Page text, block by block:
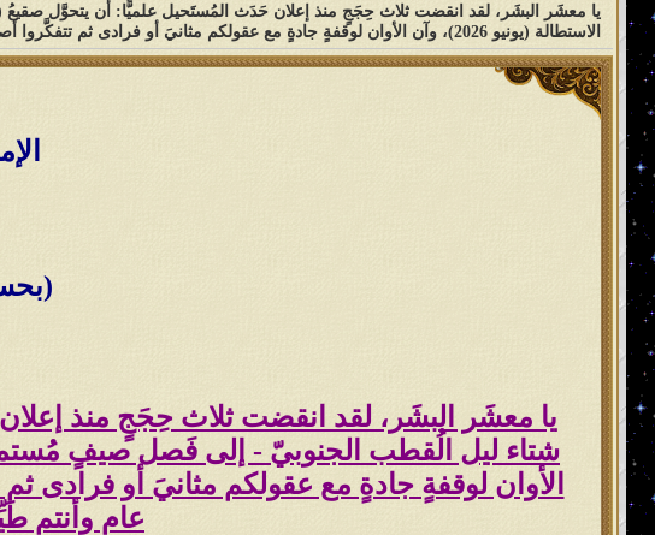
الاستطالة (يونيو 2026)، وآن الأوان لوقفةٍ جادةٍ مع عقولكم مثانيَ أو فرادى ثم تتفكَّروا أصدقَ الإمامُ المهديّ ناصر محمد اليماني أم كان من الكاذِبين؟! وكلّ عامٍ وأنتم طَيِّبون وعلى الحَقِّ ثابِتون إلى يَوم الدِّين ..
يا معشَر البشَر، لقد انقضت ثلاث حِجَجٍ منذ
الأوان لوقفةٍ جادةٍ مع عقولكم مثانيَ أو فرادى
عامٍ وأنتم